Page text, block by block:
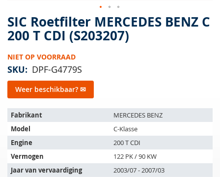
SIC Roetfilter MERCEDES BENZ C
200 T CDI (S203207)
NIET OP VOORRAAD
SKU DPF-G4779S
Weer beschikbaar? ✉
Het
artikel
past
op
de
volgende
voertuigen:
Fabrikant
MERCEDES BENZ
Model
C-Klasse
Engine
200 T CDI
Vermogen
122 PK / 90 KW
Jaar van vervaardiging
2003/07 - 2007/03
Ga
naar
het
van
de
gallerij